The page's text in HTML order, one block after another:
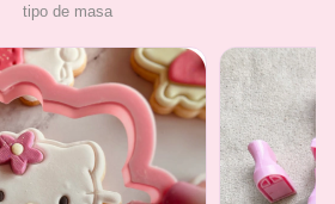
tipo de masa